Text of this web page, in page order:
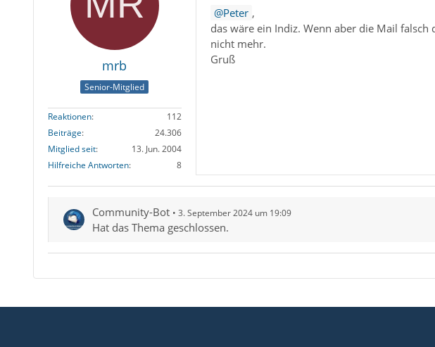
mrb
Senior-Mitglied
Reaktionen
112
Beiträge
24.306
Mitglied seit
13. Jun. 2004
Hilfreiche Antworten
8
Peter ,
das wäre ein Indiz. Wenn aber die Mail
nicht mehr.
Gruß
Community-Bot 3. September 2024 um 19:09
Hat das Thema geschlossen.